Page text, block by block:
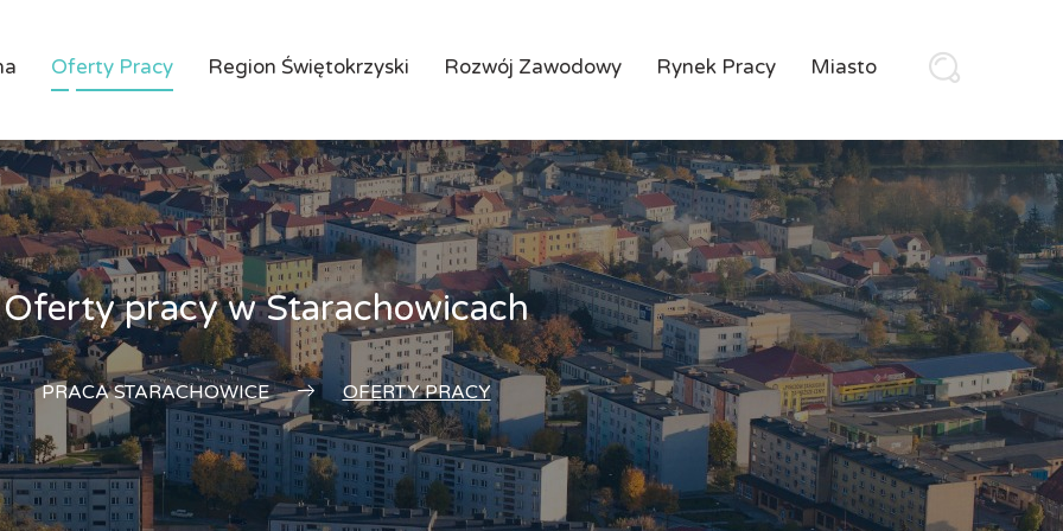
Oferty Pracy Region Świętokrzyski Rozwój Zawodowy Rynek Pracy Miasto
Oferty pracy w Starachowicach
PRACA STARACHOWICE OFERTY PRACY